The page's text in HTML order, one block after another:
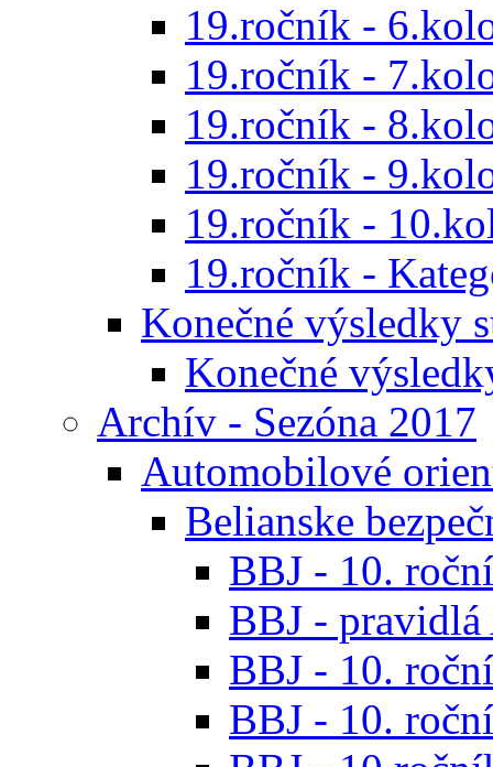
19.ročník -
19.ročník -
19.ročník -
19.ročník -
19.ročník -
19.ročník -
Konečné výsledky
Konečné
Archív - Sezóna 2017
Automobilové
Belianske
BBJ - 10.
BBJ - pravidlá
BBJ - 10.
BBJ - 10.